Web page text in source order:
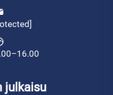
julkaisu